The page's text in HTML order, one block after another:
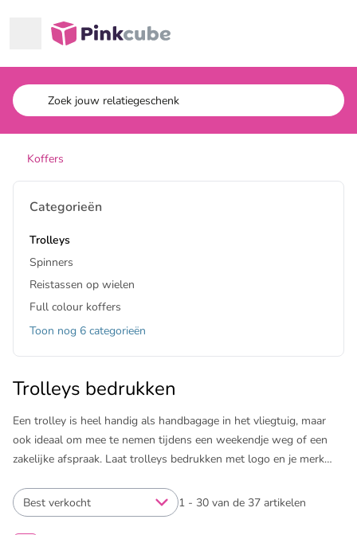
Pinkcube
Koffers
Categorieën
Trolleys
Spinners
Reistassen op wielen
Full colour koffers
Toon nog 6 categorieën
Trolleys bedrukken
Een trolley is heel handig als handbagage in het vliegtuig, maar
ook ideaal om mee te nemen tijdens een weekendje weg of een
zakelijke afspraak. Laat trolleys bedrukken met logo en je merk
zetten als relatiegeschenk voor je klanten, medewerkers of relaties.
De optimale metgezel tijdens een korte of langere vakantie.
1 - 30 van de 37 artikelen
Best verkocht